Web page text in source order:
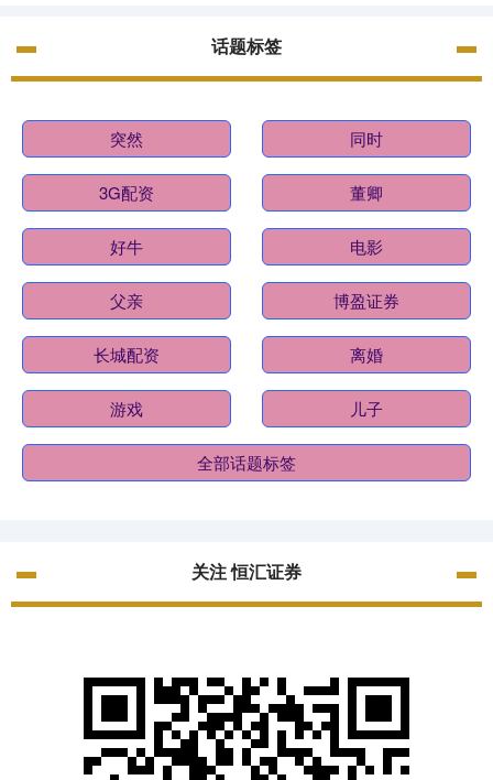
话题标签
突然 同时
3G配资 董卿
好牛 电影
父亲 博盈证券
长城配资 离婚
游戏 儿子
全部话题标签
关注 恒汇证券